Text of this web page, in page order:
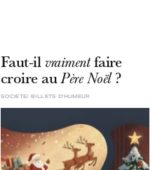
Faut-il vraimentfaire
croire auPère Noël?
BILLETS D'HUMEUR
SOCIETE